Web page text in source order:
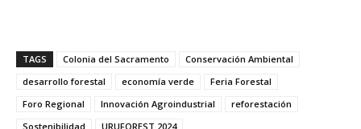
TAGS Colonia del Sacramento
Conservación Ambiental
desarrollo forestal
economía verde
Feria Forestal
Foro Regional
Innovación Agroindustrial
reforestación
Sostenibilidad
URUFOREST 2024